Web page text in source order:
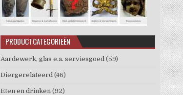
PRODUCTCATEGORIEËN
Aardewerk, glas e.a. serviesgoed (59)
Diergerelateerd (46)
Eten en drinken (92)